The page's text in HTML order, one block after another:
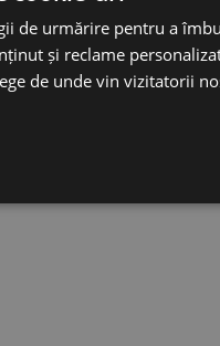
de urmărire pentru a
și reclame
de unde vin vizitatorii